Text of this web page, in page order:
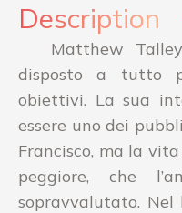
Description
Matthew
disposto a tutto
obiettivi. La sua
essere uno dei
Francisco, ma la
peggiore, che
sopravvalutato. Nel